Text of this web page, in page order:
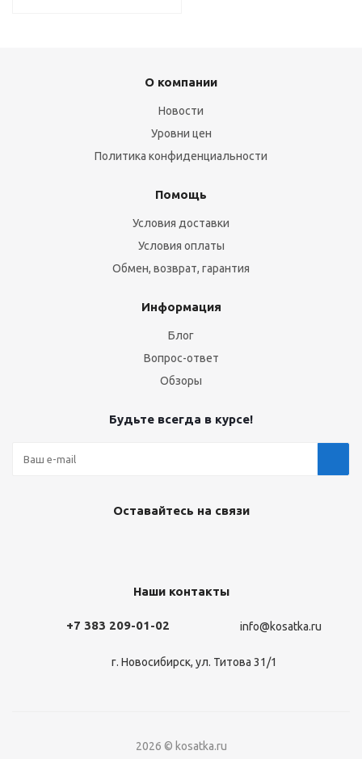
О компании
Новости
Уровни цен
Политика конфиденциальности
Помощь
Условия доставки
Условия оплаты
Обмен, возврат, гарантия
Информация
Блог
Вопрос-ответ
Обзоры
Будьте всегда в курсе!
Оставайтесь на связи
Наши контакты
+7 383 209-01-02 info@kosatka.ru
г. Новосибирск, ул. Титова 31/1
2026 © kosatka.ru